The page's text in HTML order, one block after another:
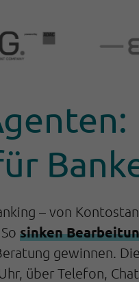
– von
sinken
gewinnen.
über Telefon,